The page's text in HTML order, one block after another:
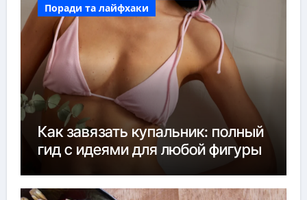
Поради та лайфхаки
Как завязать купальник: полный
гид с идеями для любой фигуры